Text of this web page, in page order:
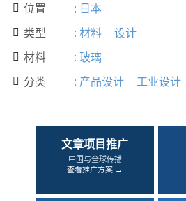
 位置 : 日本
 类型 : 材料 设计
 材料 : 玻璃
 分类 : 产品设计 工业设计
文章项目推广
中国与全球传播
查看推广方案 →